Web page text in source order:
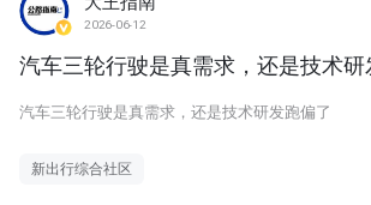
2026-06-12
汽车三轮行驶是真需求，还是技术研
汽车三轮行驶是真需求，还是技术研发跑偏了
新出行综合社区